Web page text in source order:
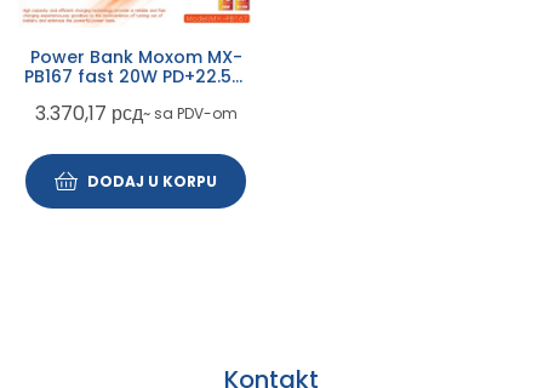
Power Bank Moxom MX-
PB167 fast 20W PD+22.5W
3.370,17 рсд~ sa PDV-om
DODAJ U KORPU
Kontakt